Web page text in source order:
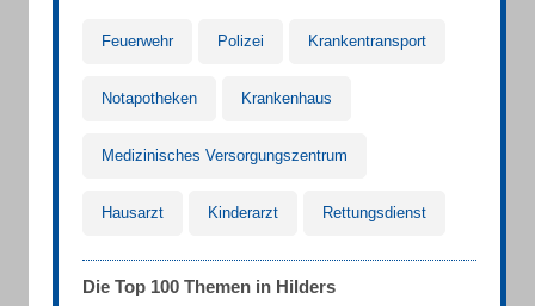
Feuerwehr Polizei Krankentransport
Notapotheken Krankenhaus
Medizinisches Versorgungszentrum
Hausarzt Kinderarzt Rettungsdienst
Die Top 100 Themen in Hilders